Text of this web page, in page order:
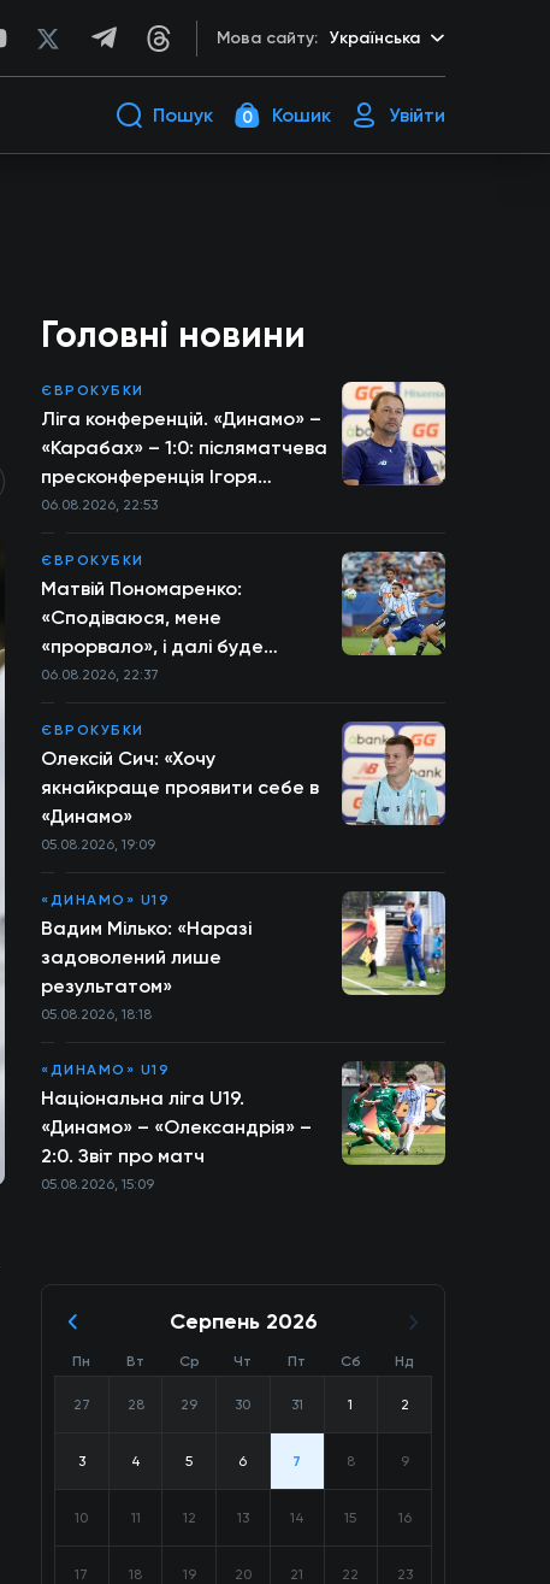
Мова сайту: Українська
Пошук 0 Кошик Увійти
Головні новини
ЄВРОКУБКИ
Ліга конференцій. «Динамо» –
«Карабах» – 1:0: післяматчева
пресконференція Ігоря
Костюка
06.08.2026, 22:53
ЄВРОКУБКИ
Матвій Пономаренко:
«Сподіваюся, мене
«прорвало», і далі буде
більше»
06.08.2026, 22:37
ЄВРОКУБКИ
Олексій Сич: «Хочу
якнайкраще проявити себе в
«Динамо»
05.08.2026, 19:09
«ДИНАМО» U19
Вадим Мілько: «Наразі
задоволений лише
результатом»
05.08.2026, 18:18
«ДИНАМО» U19
Національна ліга U19.
«Динамо» – «Олександрія» –
2:0. Звіт про матч
05.08.2026, 15:09
Серпень 2026
Пн Вт Ср Чт Пт Сб Нд
27 28 29 30 31 1 2
3 4 5 6 7 8 9
10 11 12 13 14 15 16
17 18 19 20 21 22 23